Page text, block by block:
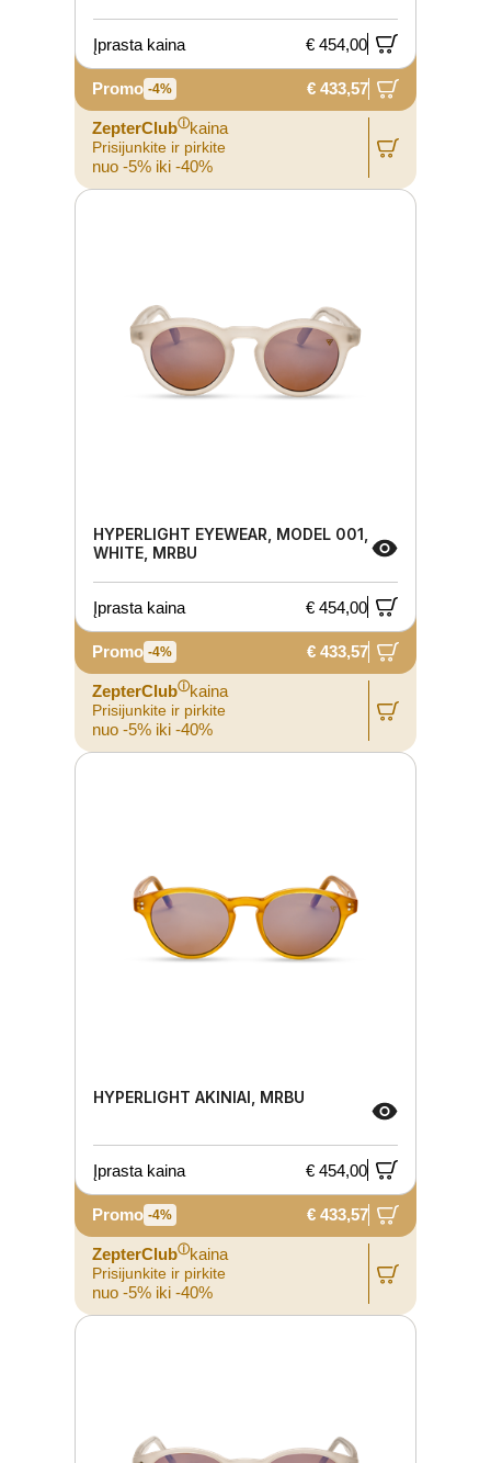
Įprasta kaina € 454,00
Promo -4% € 433,57
ZepterClubⓘkaina
Prisijunkite ir pirkite
nuo -5% iki -40%
HYPERLIGHT EYEWEAR, MODEL 001,
WHITE, MRBU
Įprasta kaina € 454,00
Promo -4% € 433,57
ZepterClubⓘkaina
Prisijunkite ir pirkite
nuo -5% iki -40%
HYPERLIGHT AKINIAI, MRBU
Įprasta kaina € 454,00
Promo -4% € 433,57
ZepterClubⓘkaina
Prisijunkite ir pirkite
nuo -5% iki -40%